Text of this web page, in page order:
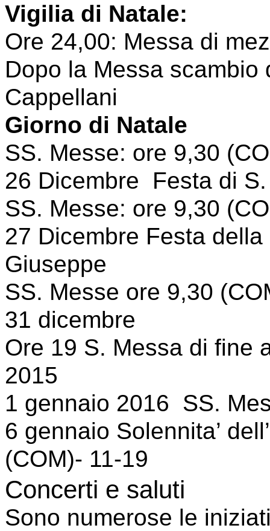
Vigilia di Natale:
Ore 24,00: Messa di
Dopo la Messa
Cappellani
Giorno di Natale
SS. Messe: ore 9,30
26 Dicembre Festa di
SS. Messe: ore 9,30
27 Dicembre Festa
Giuseppe
SS. Messe ore 9,30
31 dicembre
Ore 19 S. Messa di fine
2015
1 gennaio 2016 SS.
6 gennaio Solennita’
(COM)- 11-19
Concerti e saluti
Sono numerose le